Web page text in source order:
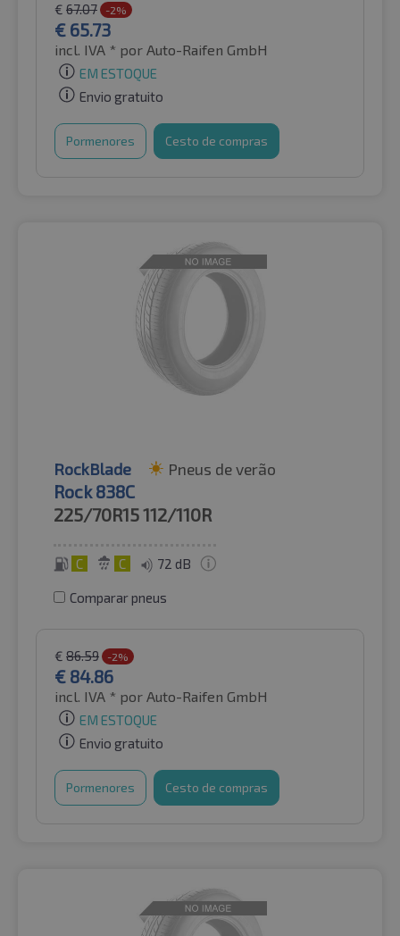
€ 67.07 -2%
€ 65.73
incl. IVA * por Auto-Raifen GmbH
EM ESTOQUE
Envio gratuito
Pormenores Cesto de compras
RockBlade Pneus de verão
Rock 838C
225/70R15112/110R
C C 72 dB
Comparar pneus
€ 86.59 -2%
€ 84.86
incl. IVA * por Auto-Raifen GmbH
EM ESTOQUE
Envio gratuito
Pormenores Cesto de compras